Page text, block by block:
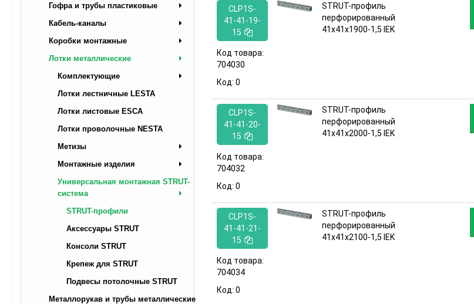
Гофра и трубы пластиковые
Кабель-каналы
Коробки монтажные
Лотки металлические
Комплектующие
Лотки лестничные LESTA
Лотки листовые ESCA
Лотки проволочные NESTA
Метизы
Монтажные изделия
Универсальная монтажная STRUT-
система
STRUT-профили
Аксессуары STRUT
Консоли STRUT
Крепеж для STRUT
Подвесы потолочные STRUT
Металлорукав и трубы металлические
CLP1S-
41-41-19-
15
Код товара:
704030
Код: 0
STRUT-профиль
перфорированный
41x41х1900-1,5 IEK
CLP1S-
41-41-20-
15
Код товара:
704032
Код: 0
STRUT-профиль
перфорированный
41x41х2000-1,5 IEK
CLP1S-
41-41-21-
15
Код товара:
704034
Код: 0
STRUT-профиль
перфорированный
41x41х2100-1,5 IEK